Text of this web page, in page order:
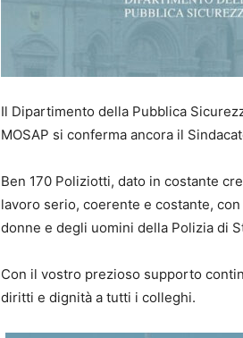
Il Dipartimento della Pubblica
MOSAP si conferma ancora il
Ben 170 Poliziotti, dato in costante
lavoro serio, coerente e costante,
donne e degli uomini della Polizia di
Con il vostro prezioso supporto
diritti e dignità a tutti i colleghi.